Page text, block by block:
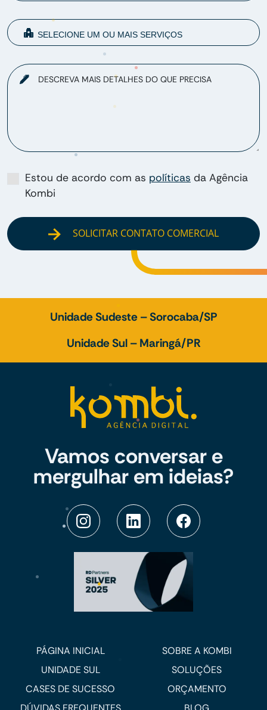
DESCREVA MAIS DETALHES DO QUE PRECISA
Estou de acordo com as políticas da Agência
Kombi
SOLICITAR CONTATO COMERCIAL
Unidade Sudeste – Sorocaba/SP
Unidade Sul – Maringá/PR
Vamos conversar e
mergulhar em ideias?
PÁGINA INICIAL
SOBRE A KOMBI
UNIDADE SUL
SOLUÇÕES
CASES DE SUCESSO
ORÇAMENTO